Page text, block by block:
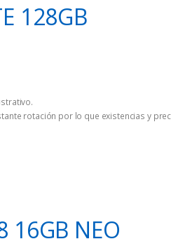
128GB
rotación por lo que existencias y
16GB NEO